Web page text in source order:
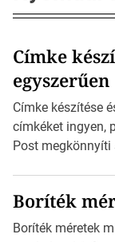
Címke
egyszerűen
Címke készítése
címkéket ingyen,
Post megkönnyíti
igazán
zajlik a saját
Boríték
Boríték méretek